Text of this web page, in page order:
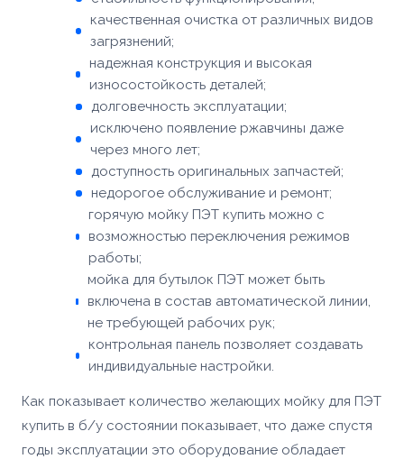
качественная очистка от различных видов
загрязнений;
надежная конструкция и высокая
износостойкость деталей;
долговечность эксплуатации;
исключено появление ржавчины даже
через много лет;
доступность оригинальных запчастей;
недорогое обслуживание и ремонт;
горячую мойку ПЭТ купить можно с
возможностью переключения режимов
работы;
мойка для бутылок ПЭТ может быть
включена в состав автоматической линии,
не требующей рабочих рук;
контрольная панель позволяет создавать
индивидуальные настройки.
Как показывает количество желающих мойку для ПЭТ
купить в б/у состоянии показывает, что даже спустя
годы эксплуатации это оборудование обладает